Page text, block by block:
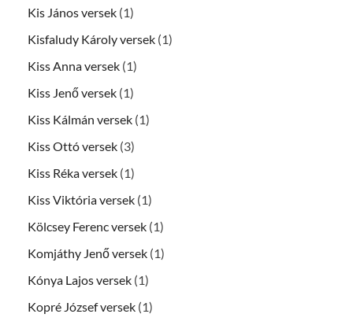
Kis János versek (1)
Kisfaludy Károly versek (1)
Kiss Anna versek (1)
Kiss Jenő versek (1)
Kiss Kálmán versek (1)
Kiss Ottó versek (3)
Kiss Réka versek (1)
Kiss Viktória versek (1)
Kölcsey Ferenc versek (1)
Komjáthy Jenő versek (1)
Kónya Lajos versek (1)
Kopré József versek (1)